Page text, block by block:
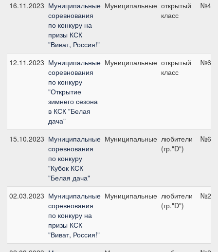
16.11.2023 Муниципальные
соревнования
по конкуру на
призы КСК
"Виват, Россия!"
Муниципальные открытый
класс
№4,
12.11.2023 Муниципальные
соревнования
по конкуру
"Открытие
зимнего сезона
в КСК "Белая
дача"
Муниципальные открытый
класс
№6,
15.10.2023 Муниципальные
соревнования
по конкуру
"Кубок КСК
"Белая дача"
Муниципальные любители
(гр."D")
№6,
02.03.2023 Муниципальные
соревнования
по конкуру на
призы КСК
"Виват, Россия!"
Муниципальные любители
(гр."D")
№2,